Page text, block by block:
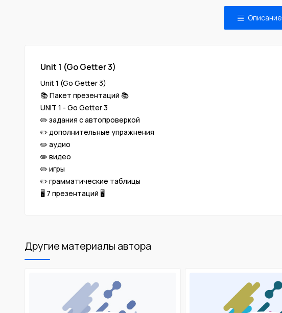
Описание
Unit 1 (Go Getter 3)
Unit 1 (Go Getter 3)
📚 Пакет презентаций 📚
UNIT 1 - Go Getter 3
✏️ задания с автопроверкой
✏️ дополнительные упражнения
✏️ аудио
✏️ видео
✏️ игры
✏️ грамматические таблицы
🖥 7 презентаций 🖥
Другие материалы автора